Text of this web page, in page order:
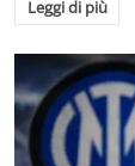
Leggi di più